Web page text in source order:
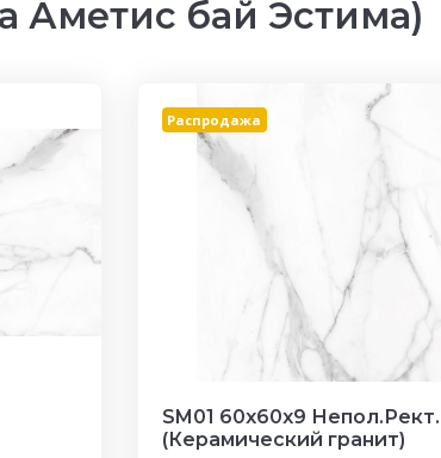
Аметис бай Эстима)
Распродажа
SM01 60x60x9 Непол.Рект.
(Керамический гранит)